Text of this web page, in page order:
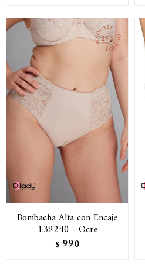
Bombacha Alta con Encaje
139240 - Ocre
$ 990